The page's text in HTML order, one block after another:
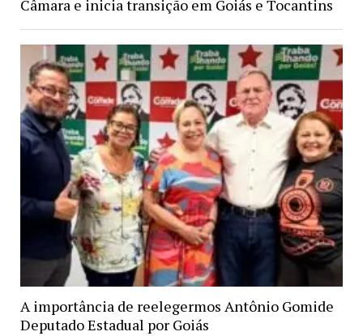
Câmara e inicia transição em Goiás e Tocantins
A importância de reelegermos Antônio Gomide
Deputado Estadual por Goiás